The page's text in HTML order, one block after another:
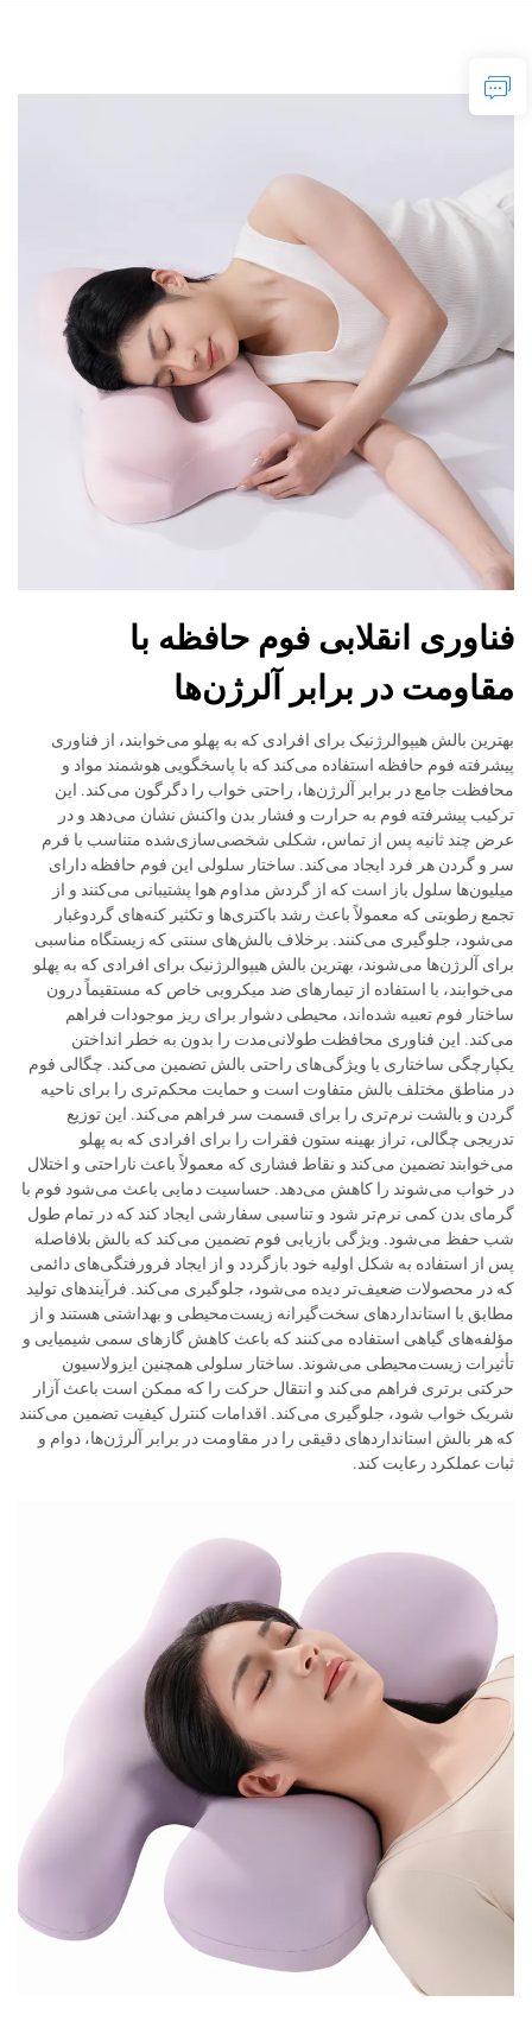
فناوری انقلابی فوم حافظه با
مقاومت در برابر آلرژن‌ها
بهترین بالش هیپوالرژنیک برای افرادی که به پهلو می‌خوابند، از فناوری
پیشرفته فوم حافظه استفاده می‌کند که با پاسخگویی هوشمند مواد و
محافظت جامع در برابر آلرژن‌ها، راحتی خواب را دگرگون می‌کند. این
ترکیب پیشرفته فوم به حرارت و فشار بدن واکنش نشان می‌دهد و در
عرض چند ثانیه پس از تماس، شکلی شخصی‌سازی‌شده متناسب با فرم
سر و گردن هر فرد ایجاد می‌کند. ساختار سلولی این فوم حافظه دارای
میلیون‌ها سلول باز است که از گردش مداوم هوا پشتیبانی می‌کنند و از
تجمع رطوبتی که معمولاً باعث رشد باکتری‌ها و تکثیر کنه‌های گردوغبار
می‌شود، جلوگیری می‌کنند. برخلاف بالش‌های سنتی که زیستگاه مناسبی
برای آلرژن‌ها می‌شوند، بهترین بالش هیپوالرژنیک برای افرادی که به پهلو
می‌خوابند، با استفاده از تیمارهای ضد میکروبی خاص که مستقیماً درون
ساختار فوم تعبیه شده‌اند، محیطی دشوار برای ریز موجودات فراهم
می‌کند. این فناوری محافظت طولانی‌مدت را بدون به خطر انداختن
یکپارچگی ساختاری یا ویژگی‌های راحتی بالش تضمین می‌کند. چگالی فوم
در مناطق مختلف بالش متفاوت است و حمایت محکم‌تری را برای ناحیه
گردن و بالشت نرم‌تری را برای قسمت سر فراهم می‌کند. این توزیع
تدریجی چگالی، تراز بهینه ستون فقرات را برای افرادی که به پهلو
می‌خوابند تضمین می‌کند و نقاط فشاری که معمولاً باعث ناراحتی و اختلال
در خواب می‌شوند را کاهش می‌دهد. حساسیت دمایی باعث می‌شود فوم با
گرمای بدن کمی نرم‌تر شود و تناسبی سفارشی ایجاد کند که در تمام طول
شب حفظ می‌شود. ویژگی بازیابی فوم تضمین می‌کند که بالش بلافاصله
پس از استفاده به شکل اولیه خود بازگردد و از ایجاد فرورفتگی‌های دائمی
که در محصولات ضعیف‌تر دیده می‌شود، جلوگیری می‌کند. فرآیندهای تولید
مطابق با استانداردهای سخت‌گیرانه زیست‌محیطی و بهداشتی هستند و از
مؤلفه‌های گیاهی استفاده می‌کنند که باعث کاهش گازهای سمی شیمیایی و
تأثیرات زیست‌محیطی می‌شوند. ساختار سلولی همچنین ایزولاسیون
حرکتی برتری فراهم می‌کند و انتقال حرکت را که ممکن است باعث آزار
شریک خواب شود، جلوگیری می‌کند. اقدامات کنترل کیفیت تضمین می‌کنند
که هر بالش استانداردهای دقیقی را در مقاومت در برابر آلرژن‌ها، دوام و
ثبات عملکرد رعایت کند.